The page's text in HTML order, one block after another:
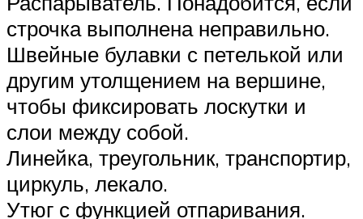
строчка выполнена неправильно.
Швейные булавки с петелькой или
другим утолщением на вершине,
чтобы фиксировать лоскутки и
слои между собой.
Линейка, треугольник, транспортир,
циркуль, лекало.
Утюг с функцией отпаривания.